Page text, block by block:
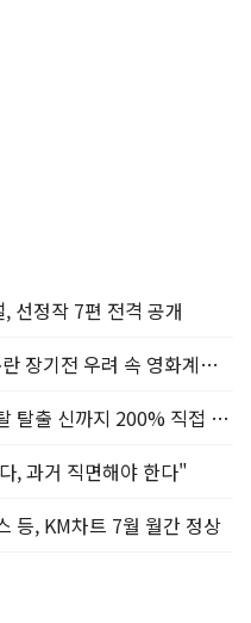
선정작 7편 전격 공개
황정민을 흔드는 손, 사생활 논란 장기전 우려 속 영화계도 리스크
'액션 가이' 재탄생 이동욱, 상탈 탈출 신까지 200% 직접 소화
, 과거 직면해야 한다"
등, KM차트 7월 월간 정상